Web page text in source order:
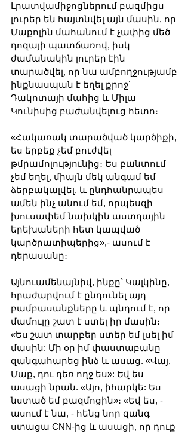
Լրատվամիջոցներում բազմիցս
լուրեր են հայտնվել այն մասին, որ
Մաքոլին մահանում է չափից մեծ
դոզայի պատճառով, իսկ
ժամանակին լուրեր էին
տարածվել, որ նա ամբողջությամբ
ինքնասպան է եղել քրոջ՝
Դակոտայի մահից և Միլա
Կունիսից բաժանվելուց հետո։
«Հակառակ տարածված կարծիքի,
ես երբեք չեմ բուժվել
թմրամոլությունից։ Ես բանտում
չեմ եղել, միայն մեկ անգամ եմ
ձերբակալվել, և ընդհանրապես
ամեն ինչ անում եմ, որպեսզի
խուսափեմ նախկին աստղային
երեխաների հետ կապված
կարծրատիպերից»,- ասում է
դերասանը։
Այնուամենայնիվ, ինքը՝ Կալկինը,
հրաժարվում է ընդունել այդ
բամբասանքները և պնդում է, որ
մամուլը շատ է ստել իր մասին։
«Ես շատ տարբեր ստեր եմ լսել իմ
մասին: Մի օր իմ փաստաբանը
զանգահարեց ինձ և ասաց. «Վայ,
Մաք, դու դեռ ողջ ես»: Եվ ես
ասացի նրան. «Այո, իհարկե: Ես
նստած եմ բազմոցին»։ «Եվ ես, -
ասում է նա, - հենց նոր զանգ
ստացա CNN-ից և ասացի, որ դուք